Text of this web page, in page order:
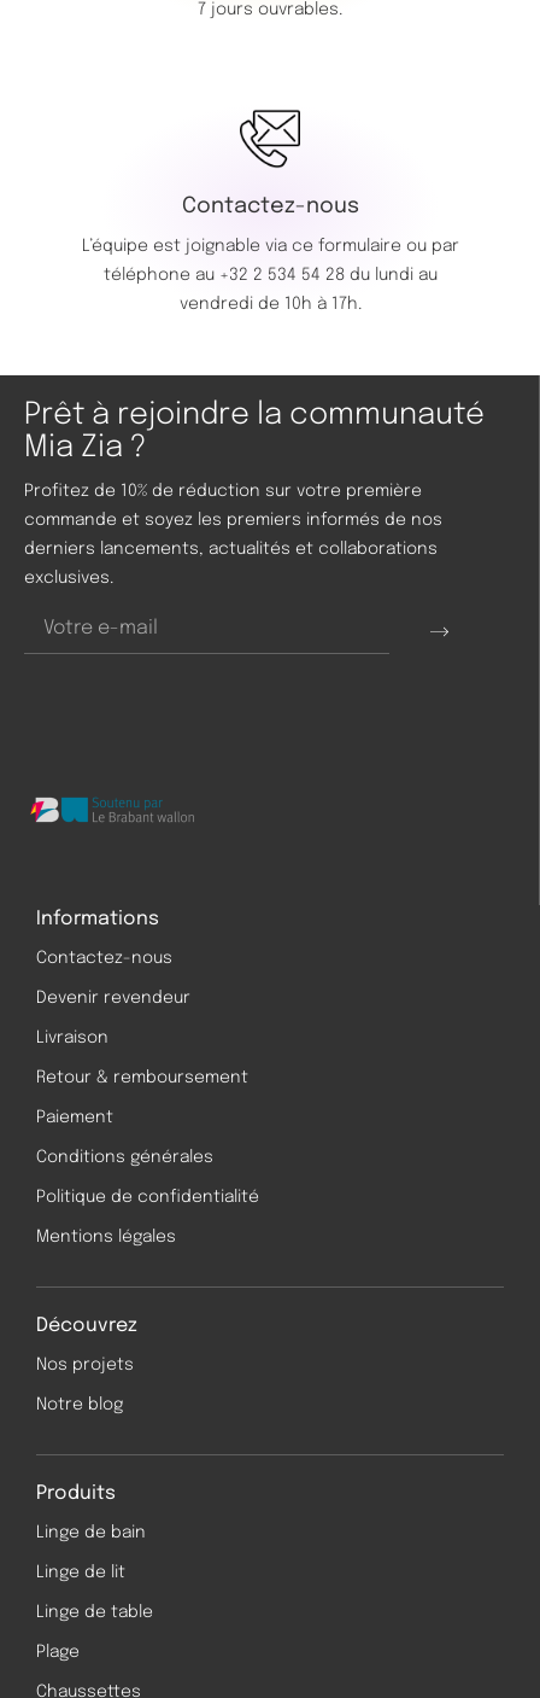
7 jours ouvrables.
Contactez-nous
L’équipe est joignable via ce formulaire ou par
téléphone au +32 2 534 54 28du lundi au
vendredi de 10h à 17h.
Prêt à rejoindre la communauté
Mia Zia ?
Profitez de 10% de réduction sur votre première
commande et soyez les premiers informés de nos
derniers lancements, actualités et collaborations
exclusives.
Informations
Contactez-nous
Devenir revendeur
Livraison
Retour & remboursement
Paiement
Conditions générales
Politique de confidentialité
Mentions légales
Découvrez
Nos projets
Notre blog
Produits
Linge de bain
Linge de lit
Linge de table
Plage
Chaussettes